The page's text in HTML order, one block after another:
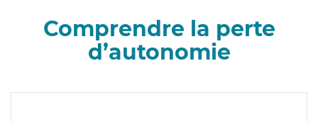
Comprendre la perte
d’autonomie